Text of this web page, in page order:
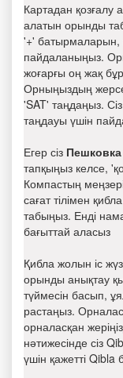
Картадан
алатын орынды
'+' батырмаларын,
пайдаланыңыз.
жоғарғы оң жақ
Орныңыздың
'SAT' таңдаңыз.
таңдауы үшін
Егер сіз Пешковка
тапқыңыз келсе,
Компастың
сағат тілімен
табыңыз. Енді
бағыттай аласыз
Қибла жолын іс
орынды анықтау
түймесін басып,
растаңыз.
орналасқан
нәтижесінде сіз
үшін қажетті